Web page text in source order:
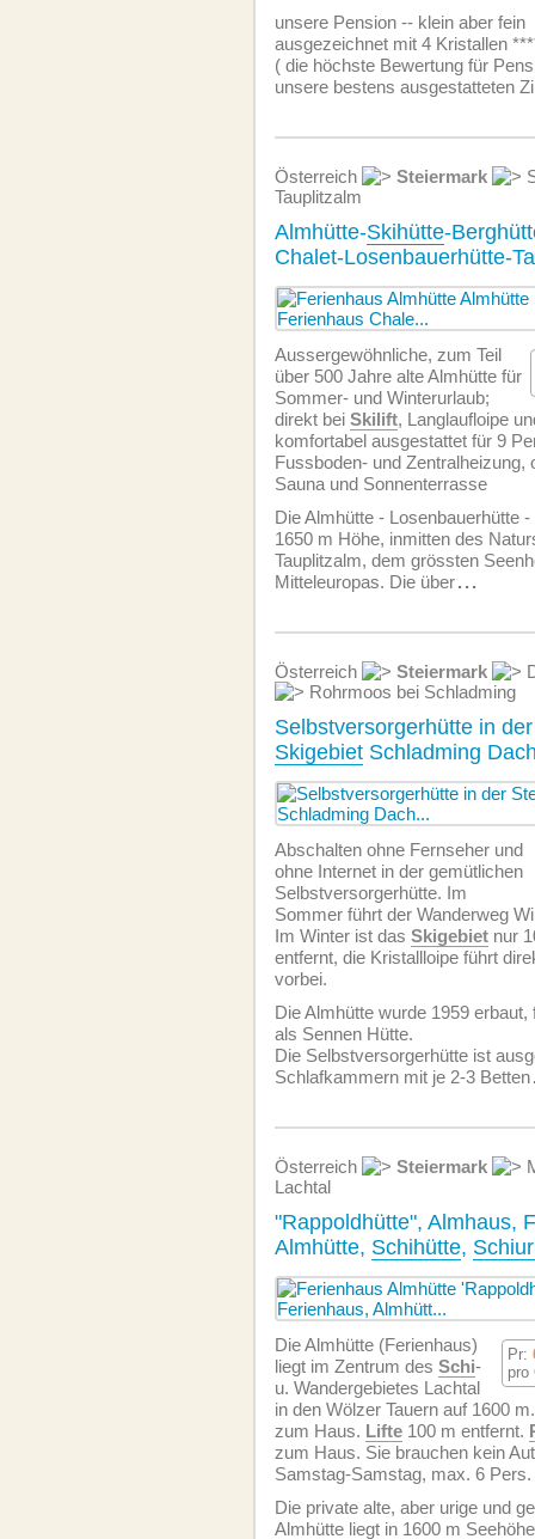
unsere Pension -- klein aber fein
ausgezeichnet mit 4 Kristallen
( die höchste Bewertung für
unsere bestens ausgestatteten
Österreich Steiermark
Tauplitzalm
Almhütte-Skihütte-
Chalet-Losenbauerhütte-
Aussergewöhnliche, zum Teil
über 500 Jahre alte Almhütte für
Sommer- und Winterurlaub;
direkt bei Skilift, Langlaufloipe
komfortabel ausgestattet für 9
Fussboden- und Zentralheizung,
Sauna und Sonnenterrasse
Die Almhütte - Losenbauerhütte
1650 m Höhe, inmitten des
Tauplitzalm, dem grössten
Mitteleuropas. Die über...
Österreich Steiermark
Rohrmoos bei Schladming
Selbstversorgerhütte in
Skigebiet Schladming
Abschalten ohne Fernseher und
ohne Internet in der gemütlichen
Selbstversorgerhütte. Im
Sommer führt der Wanderweg
Im Winter ist das Skigebiet nur
entfernt, die Kristallloipe führt
vorbei.
Die Almhütte wurde 1959 erbaut,
als Sennen Hütte.
Die Selbstversorgerhütte ist
Schlafkammern mit je 2-3 Betten
Österreich Steiermark
Lachtal
"Rappoldhütte", Almhaus,
Almhütte, Schihütte,
Pr:
pro
Die Almhütte (Ferienhaus)
liegt im Zentrum des Schi-
u. Wandergebietes Lachtal
in den Wölzer Tauern auf 1600
zum Haus. Lifte 100 m entfernt.
zum Haus. Sie brauchen kein
Samstag-Samstag, max. 6 Pers.
Die private alte, aber urige und
Almhütte liegt in 1600 m